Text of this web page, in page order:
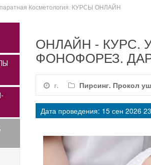
Косметология. КУРСЫ ОНЛАЙН
ОНЛАЙН - КУРС.
ФОНОФОРЕЗ.
г. Пирсинг. Прокол
Дата проведения: 15 сен 2026